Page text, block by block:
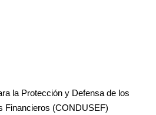
la Protección y Defensa de los
Financieros (CONDUSEF)